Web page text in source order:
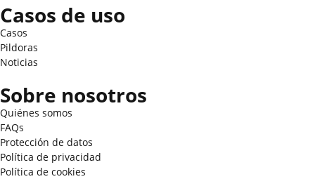
Casos de uso
Casos
Pildoras
Noticias
Sobre nosotros
Quiénes somos
FAQs
Protección de datos
Política de privacidad
Política de cookies